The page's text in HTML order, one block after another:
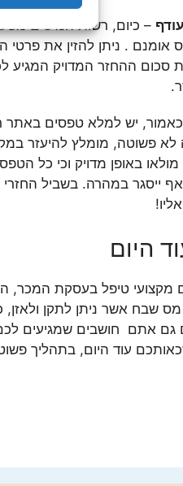
– כיום, רשות המיסים
אומנם . ניתן להזין את
סכום ההחזר המדויק המגיע
יש למלא טפסים באתר
לא פשוטה, מומלץ להיעזר
באופן מדויק וכי כל
ייסגר במהרה. בשביל
היום
מקצועי טיפל בעסקת המכר,
שבח אשר ניתן לתקן ולאזן,
אתם חושבים שמגיעים
עוד היום, בתהליך